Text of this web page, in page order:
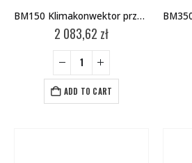
BM150 Klimakonwektor przypodłogowy
2 083,62 zł
ADD TO CART